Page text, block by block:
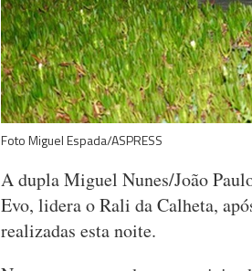
Foto Miguel Espada/ASPRESS
A dupla Miguel Nunes/João
Evo, lidera o Rali da Calheta,
realizadas esta noite.